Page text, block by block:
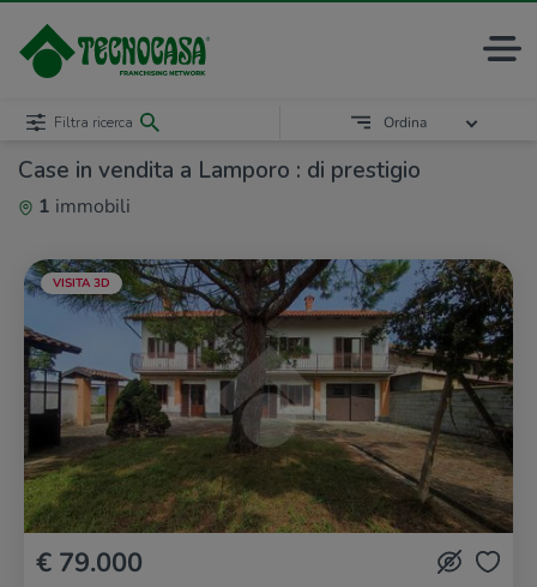
Case in vendita a Lamporo : di prestigio
1 immobili
Filtra ricerca Ordina
VISITA 3D
€ 79.000